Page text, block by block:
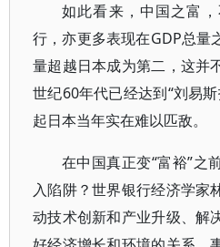
如此看来，中国之富
行，亦更多表现在GDP总量
量超越日本成为第二，这并
世纪60年代已经达到“刘易
起日本当年实在难以匹敌。
在中国真正变“富裕”之
入陷阱？世界银行经济学家
动技术创新和产业升级、解